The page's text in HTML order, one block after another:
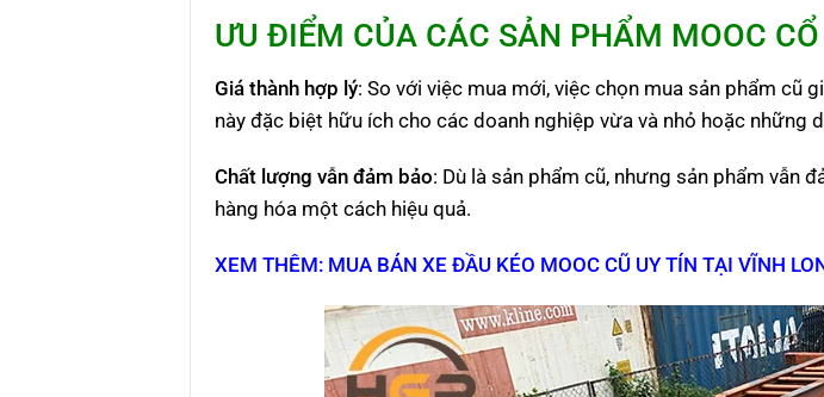
ƯU ĐIỂM CỦA CÁC SẢN PHẨM MOOC
Giá thành hợp lý: So với việc mua mới, việc chọn mua sản phẩm cũ
này đặc biệt hữu ích cho các doanh nghiệp vừa và nhỏ hoặc những
Chất lượng vẫn đảm bảo: Dù là sản phẩm cũ, nhưng sản phẩm vẫn
hàng hóa một cách hiệu quả.
XEM THÊM: MUA BÁN XE ĐẦU KÉO MOOC CŨ UY TÍN TẠI VĨNH